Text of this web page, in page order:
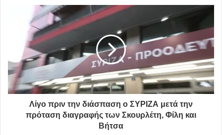
Το βιογραφικό του Χρόνη Αηδονίδη
Κάτοικος Βριλήσσιων ο κορυφαίος τραγουδιστής του
Λίγο πριν την διάσπαση ο ΣΥΡΙΖΑ μετά την
πρόταση διαγραφής των Σκουρλέτη, Φίλη και
Βήτσα